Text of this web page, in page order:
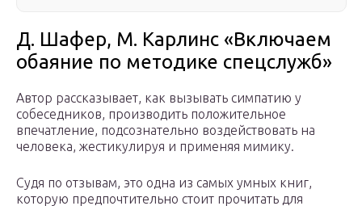
Д. Шафер, М. Карлинс «Включаем
обаяние по методике спецслужб»
Автор рассказывает, как вызывать симпатию у
собеседников, производить положительное
впечатление, подсознательно воздействовать на
человека, жестикулируя и применяя мимику.
Судя по отзывам, это одна из самых умных книг,
которую предпочтительно стоит прочитать для